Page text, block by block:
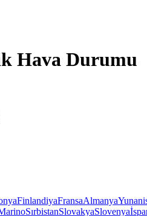
Hava Durumu
FinlandiyaFransaAlmanya
SırbistanSlovakyaSlovenya